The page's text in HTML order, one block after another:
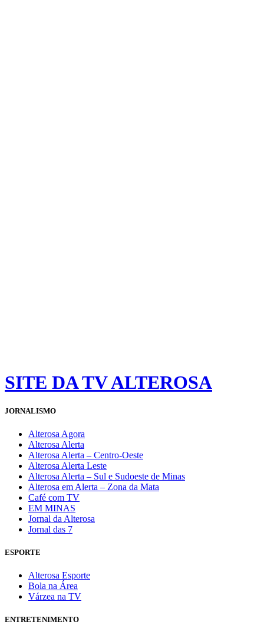
SITE DA TV ALTEROSA
JORNALISMO
Alterosa Agora
Alterosa Alerta
Alterosa Alerta – Centro-Oeste
Alterosa Alerta Leste
Alterosa Alerta – Sul e Sudoeste de Minas
Alterosa em Alerta – Zona da Mata
Café com TV
EM MINAS
Jornal da Alterosa
Jornal das 7
ESPORTE
Alterosa Esporte
Bola na Área
Várzea na TV
ENTRETENIMENTO